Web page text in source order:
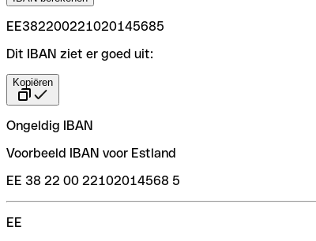
EE382200221020145685
Dit IBAN ziet er goed uit:
Kopiëren
Ongeldig IBAN
Voorbeeld IBAN voor Estland
EE 38 22 00 22102014568 5
EE